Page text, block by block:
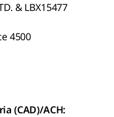
& LBX15477
4500
(CAD)/ACH: